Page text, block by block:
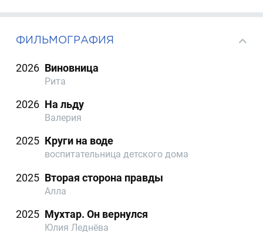
ФИЛЬМОГРАФИЯ
2026 Виновница
Рита
2026 На льду
Валерия
2025 Круги на воде
воспитательница детского дома
2025 Вторая сторона правды
Алла
2025 Мухтар. Он вернулся
Юлия Леднёва